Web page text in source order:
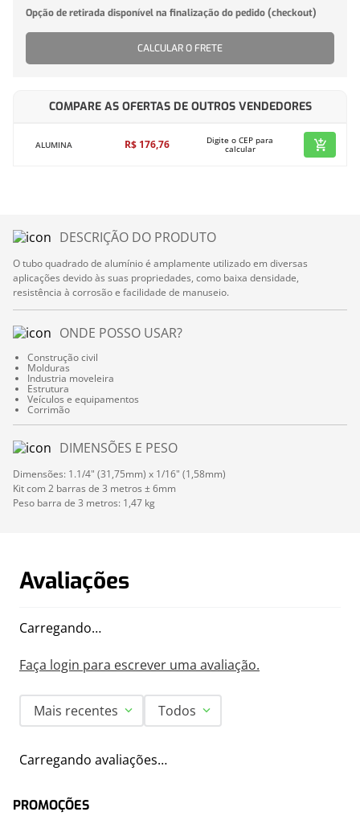
CALCULAR O FRETE
COMPARE AS OFERTAS DE OUTROS VENDEDORES
ALUMINA R$ 176,76 Digite o CEP para
calcular
DESCRIÇÃO DO PRODUTO
O tubo quadrado de alumínio é amplamente utilizado em diversas
aplicações devido às suas propriedades, como baixa densidade,
resistência à corrosão e facilidade de manuseio.
ONDE POSSO USAR?
Construção civil
Molduras
Industria moveleira
Estrutura
Veículos e equipamentos
Corrimão
DIMENSÕES E PESO
Dimensões: 1.1/4" (31,75mm) x 1/16" (1,58mm)
Kit com 2 barras de 3 metros ± 6mm
Peso barra de 3 metros: 1,47 kg
Avaliações
Carregando…
Faça login para escrever uma avaliação.
Mais recentes Todos
Carregando avaliações…
PROMOÇÕES